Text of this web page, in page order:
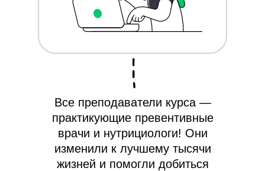
Все преподаватели курса —
практикующие превентивные
врачи и нутрициологи! Они
изменили к лучшему тысячи
жизней и помогли добиться